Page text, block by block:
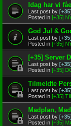
Idag har vi
Last post by
Posted in [+35]
God Jul &
Last post by
Posted in [+35]
[+35] Server
Last post by
Posted in [+35]
Tilmeldte
Last post by
Posted in [+35]
Madplan,
Last post by
Posted in [+35]